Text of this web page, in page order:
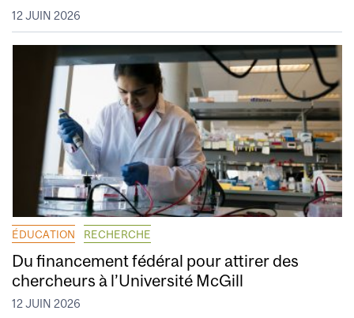
12 JUIN 2026
ÉDUCATION RECHERCHE
Du financement fédéral pour attirer des
chercheurs à l’Université McGill
12 JUIN 2026